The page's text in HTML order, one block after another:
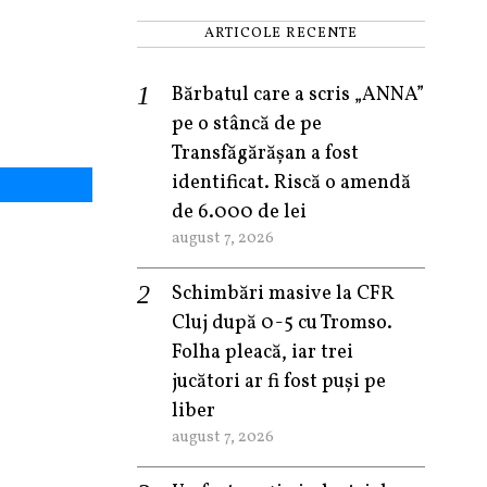
ARTICOLE RECENTE
Bărbatul care a scris „ANNA”
pe o stâncă de pe
Transfăgărășan a fost
identificat. Riscă o amendă
de 6.000 de lei
august 7, 2026
Schimbări masive la CFR
Cluj după 0-5 cu Tromso.
Folha pleacă, iar trei
jucători ar fi fost puși pe
liber
august 7, 2026